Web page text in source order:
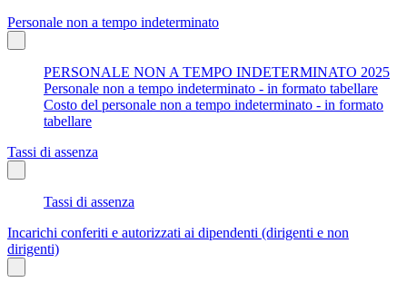
Personale non a tempo indeterminato
PERSONALE NON A TEMPO INDETERMINATO 2025
Personale non a tempo indeterminato - in formato tabellare
Costo del personale non a tempo indeterminato - in formato
tabellare
Tassi di assenza
Tassi di assenza
Incarichi conferiti e autorizzati ai dipendenti (dirigenti e non
dirigenti)